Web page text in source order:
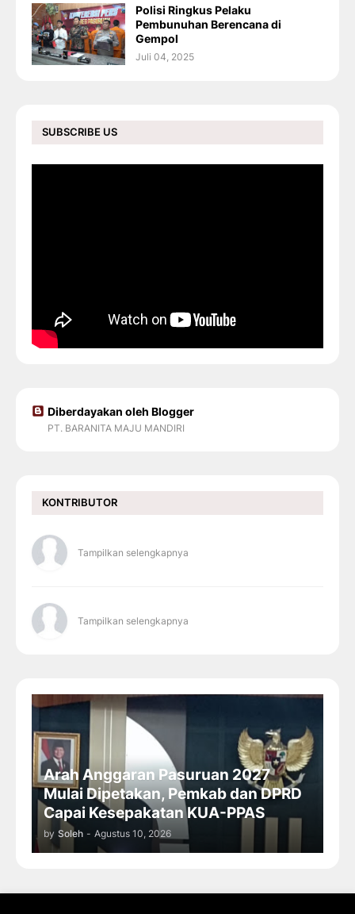
Polisi Ringkus Pelaku
Pembunuhan Berencana di
Gempol
Juli 04, 2025
SUBSCRIBE US
Diberdayakan oleh Blogger
PT. BARANITA MAJU MANDIRI
KONTRIBUTOR
Tampilkan selengkapnya
Tampilkan selengkapnya
Arah Anggaran Pasuruan 2027
Mulai Dipetakan, Pemkab dan DPRD
Capai Kesepakatan KUA-PPAS
by Soleh - Agustus 10, 2026